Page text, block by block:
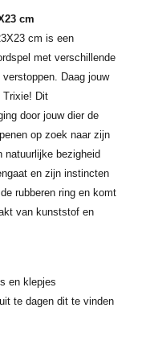
cm
cm is een
met verschillende
Daag jouw
Trixie! Dit
door jouw dier de
op zoek naar zijn
natuurlijke bezigheid
en zijn instincten
rubberen ring en komt
van kunststof en
en klepjes
te dagen dit te vinden